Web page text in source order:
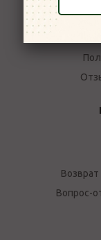
Возврат
Вопрос-